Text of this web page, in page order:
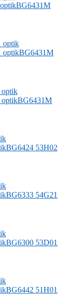
BG6431M
BG6431M
BG6431M
BG6424 53H02
BG6333 54G21
BG6300 53D01
BG6442 51H01